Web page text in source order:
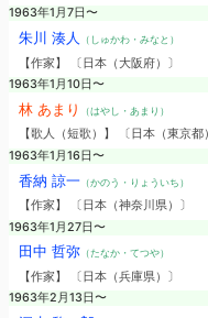
1963年1月7日〜
朱川 湊人 （しゅかわ・みなと）
【作家】 〔日本（大阪府）〕
1963年1月10日〜
林 あまり （はやし・あまり）
【歌人（短歌）】 〔日本（東京都
1963年1月16日〜
香納 諒一（かのう・りょういち）
【作家】 〔日本（神奈川県）〕
1963年1月27日〜
田中 哲弥（たなか・てつや）
【作家】 〔日本（兵庫県）〕
1963年2月13日〜